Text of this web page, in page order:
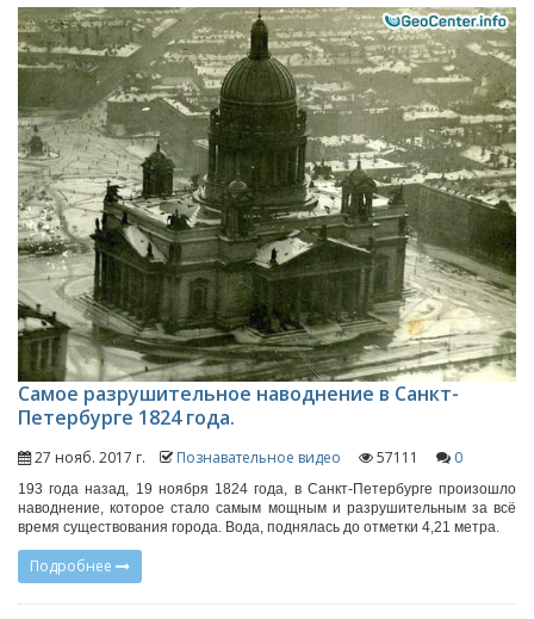
Самое разрушительное наводнение в Санкт-
Петербурге 1824 года.
27 нояб. 2017 г. Познавательное видео 57111 0
193 года назад, 19 ноября 1824 года, в Санкт-Петербурге произошло
наводнение, которое стало самым мощным и разрушительным за всё
время существования города. Вода, поднялась до отметки 4,21 метра.
Подробнее